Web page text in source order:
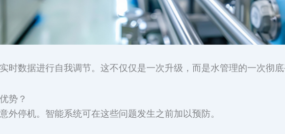
时数据进行自我调节。这不仅仅是一次升级，而是水管理的一次彻
势？
外停机。智能系统可在这些问题发生之前加以预防。